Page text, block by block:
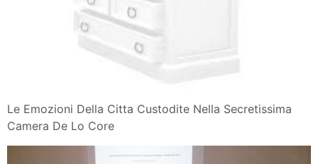
Le Emozioni Della Citta Custodite Nella Secretissima
Camera De Lo Core